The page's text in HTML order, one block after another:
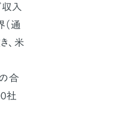
入
通
、米
合
社